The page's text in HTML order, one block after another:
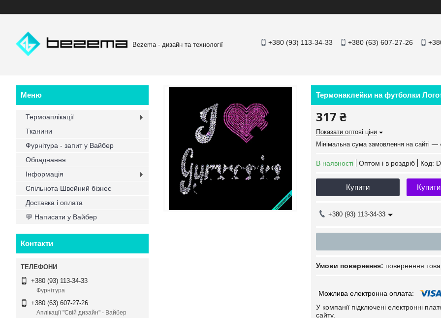
Bezema - дизайн та технології +380 (93) 113-34-33 +380 (63) 607-27-26
Термонаклейки на футболки
317 ₴
Показати оптові ціни
Мінімальна сума замовлення на сайті —
В наявності Оптом і в роздріб Код:
Купити
+380 (93) 113-34-33
повернення
У компанії підключені електронні
сайту.
Термоаплікації
Тканини
Фурнітура - запит у Вайбер
Обладнання
Інформація
Спільнота Швейний бізнес
Доставка і оплата
💬 Написати у Вайбер
Контакти
+380 (93) 113-34-33
Фурнітура
+380 (63) 607-27-26
Аплікації "Свій дизайн" - Вайбер